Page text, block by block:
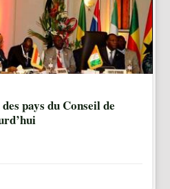
pays du Conseil de